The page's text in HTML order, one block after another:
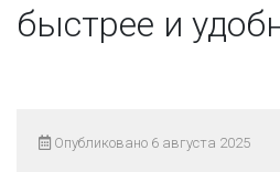
быстрее и
Опубликовано 6 августа 2025